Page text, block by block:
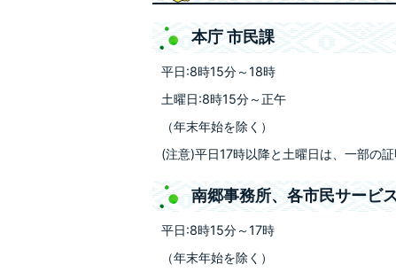
本庁 市民課
平日:8時15分～18時
土曜日:8時15分～正午
（年末年始を除く）
(注意)平日17時以降と土曜日は、一部の
南郷事務所、各市民サービ
平日:8時15分～17時
（年末年始を除く）